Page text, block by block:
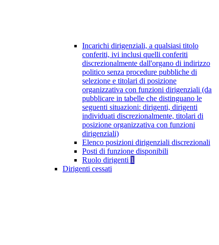
Incarichi dirigenziali, a qualsiasi titolo
conferiti, ivi inclusi quelli conferiti
discrezionalmente dall'organo di indirizzo
politico senza procedure pubbliche di
selezione e titolari di posizione
organizzativa con funzioni dirigenziali (da
pubblicare in tabelle che distinguano le
seguenti situazioni: dirigenti, dirigenti
individuati discrezionalmente, titolari di
posizione organizzativa con funzioni
dirigenziali)
Elenco posizioni dirigenziali discrezionali
Posti di funzione disponibili
Ruolo dirigenti 1
Dirigenti cessati